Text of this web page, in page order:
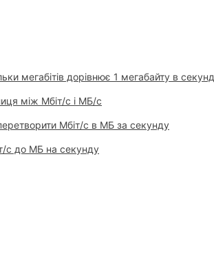
мегабітів дорівнює 1 мегабайту в
між Мбіт/с і МБ/с
Мбіт/с в МБ за секунду
с до МБ на секунду